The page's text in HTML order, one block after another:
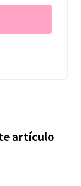
artículo